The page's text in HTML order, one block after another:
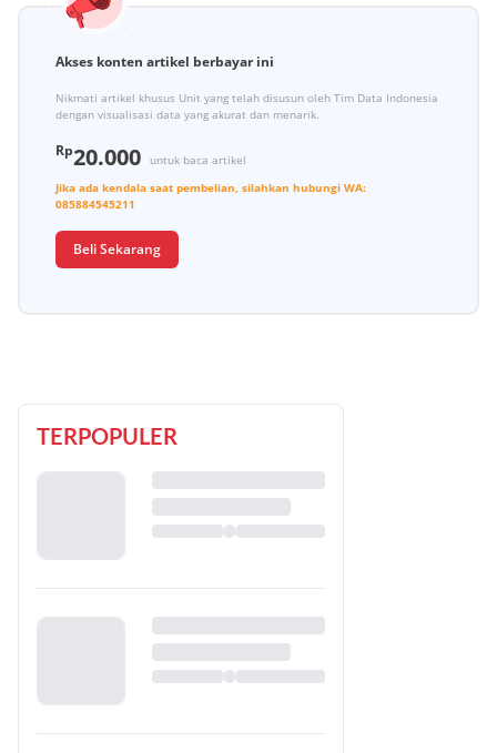
Akses konten artikel berbayar ini
Nikmati artikel khusus Unit yang telah disusun oleh Tim Data Indonesia
dengan visualisasi data yang akurat dan menarik.
Rp20.000
untuk baca artikel
Jika ada kendala saat pembelian, silahkan hubungi WA:
085884545211
Beli Sekarang
TERPOPULER